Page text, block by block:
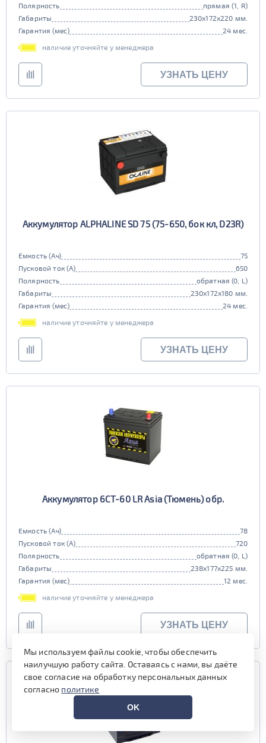
Полярность
прямая (1, R)
Габариты
230x172x220 мм.
Гарантия (мес)
24 мес.
наличие уточняйте у менеджера
УЗНАТЬ ЦЕНУ
Аккумулятор ALPHALINE SD 75 (75-650, бок кл, D23R)
Емкость (Ач)
75
Пусковой ток (А)
650
Полярность
обратная (0, L)
Габариты
230x172x180 мм.
Гарантия (мес)
24 мес.
наличие уточняйте у менеджера
УЗНАТЬ ЦЕНУ
Аккумулятор 6СТ-60 LR Asia (Тюмень) обр.
Емкость (Ач)
78
Пусковой ток (А)
720
Полярность
обратная (0, L)
Габариты
238x177x225 мм.
Гарантия (мес)
12 мес.
наличие уточняйте у менеджера
УЗНАТЬ ЦЕНУ
Мы используем файлы cookie, чтобы обеспечить
наилучшую работу сайта. Оставаясь с нами, вы даёте
свое согласие на обработку персональных данных
согласно политике
OK